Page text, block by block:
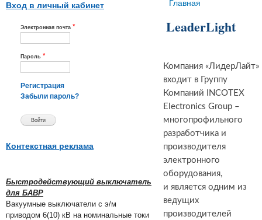
Вход в личный кабинет
Электронная почта *
Пароль *
Регистрация
Забыли пароль?
Контекстная реклама
Быстродействующий выключатель
для БАВР
Вакуумные выключатели с э/м
приводом 6(10) кВ на номинальные токи
Вы здесь
Главная
LeaderLight
Компания «ЛидерЛайт»
входит в Группу
Компаний INCOTEX
Electronics Group –
многопрофильного
разработчика и
производителя
электронного
оборудования,
и является одним из
ведущих
производителей